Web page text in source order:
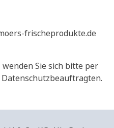
frischeprodukte.de
Sie sich bitte per